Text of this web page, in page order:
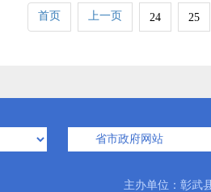
首页 上一页 24 25
主办单位：彰